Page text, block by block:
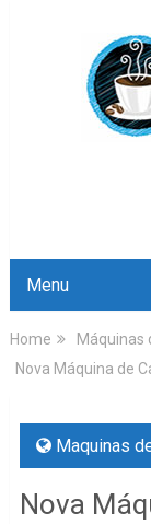
Menu
Home Máquinas
Nova Máquina de
Maquinas
Nova